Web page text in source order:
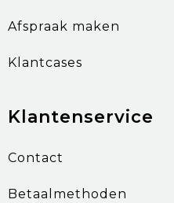
Afspraak maken
Klantcases
Klantenservice
Contact
Betaalmethoden